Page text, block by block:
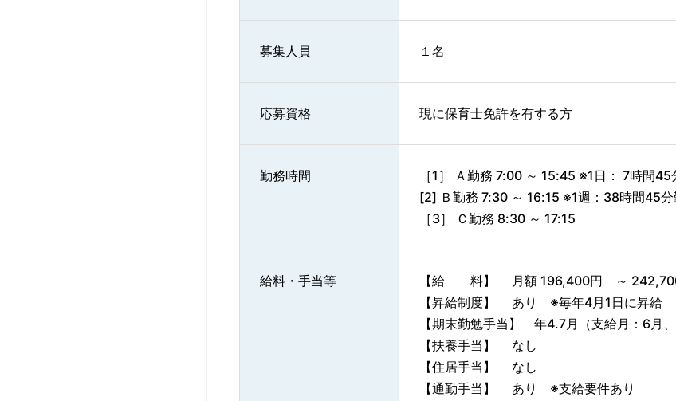
募集人員 １名
応募資格 現に保育士免許を有する方
勤務時間
［1］ Ａ勤務 7:00 ～ 15:45 ※1日： 7時間45
[2] Ｂ勤務 7:30 ～ 16:15 ※1週：38時間45分
［3］ Ｃ勤務 8:30 ～ 17:15
給料・手当等
【給 料】 月額 196,400円 ～ 242,700
【昇給制度】 あり ※毎年4月1日に昇給
【期末勤勉手当】 年4.7月（支給月：6月
【扶養手当】 なし
【住居手当】 なし
【通勤手当】 あり ※支給要件あり